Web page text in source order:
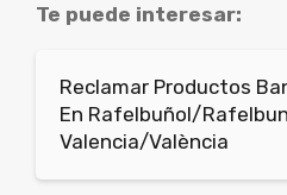
Te puede interesar:
Reclamar Productos
En Rafelbuñol/
Valencia/València